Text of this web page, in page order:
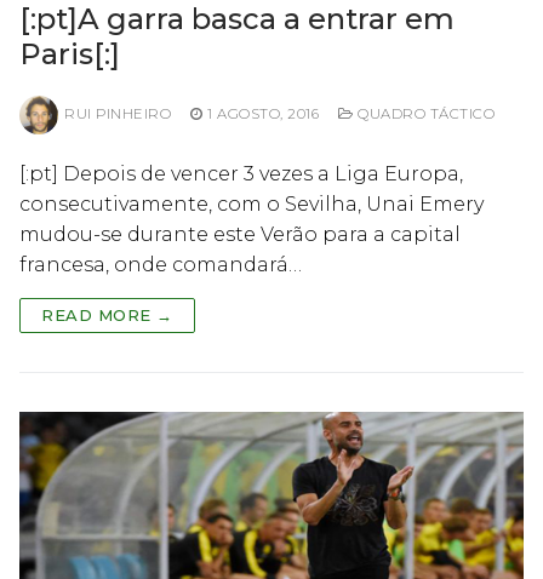
[:pt]A garra basca a entrar em
Paris[:]
RUI PINHEIRO 1 AGOSTO, 2016 QUADRO TÁCTICO
[:pt] Depois de vencer 3 vezes a Liga Europa,
consecutivamente, com o Sevilha, Unai Emery
mudou-se durante este Verão para a capital
francesa, onde comandará…
READ MORE →